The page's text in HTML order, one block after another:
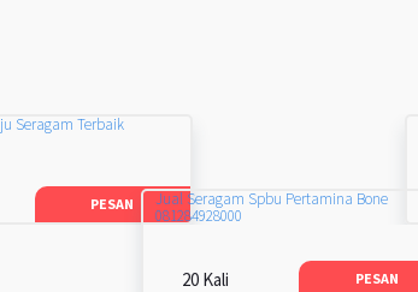
Seragam Terbaik
PESAN
Jual Seragam Spbu Pertamina Bone
081284928000
20 Kali PESAN